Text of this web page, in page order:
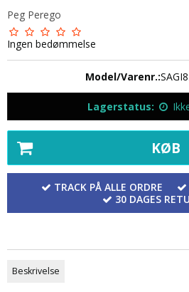
Peg Perego
Ingen bedømmelse
Model/Varenr.:
Lagerstatus:
KØB
TRACK PÅ ALLE ORDRE
30 DAGES
Beskrivelse